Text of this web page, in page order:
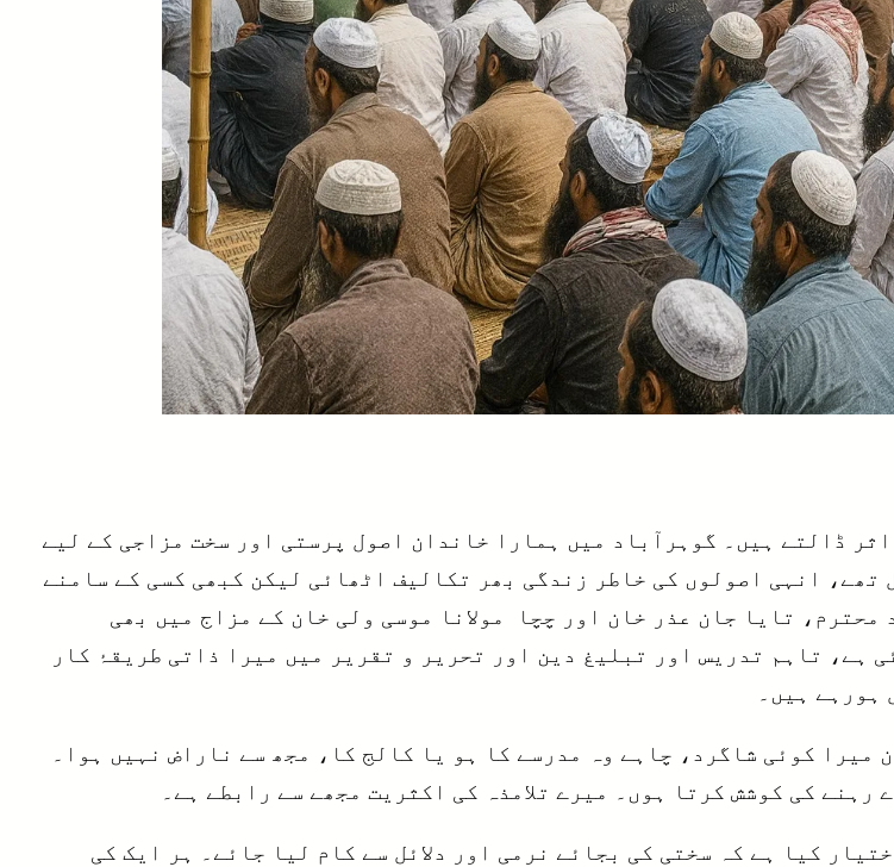
ڈالتے ہیں۔ گوہرآباد میں ہمارا خاندان اصول پرستی اور سخت مزاجی کے لیے
انہی اصولوں کی خاطر زندگی بھر تکالیف اٹھائی لیکن کبھی کسی کے سامنے
تایا جان عذر خان اور چچا مولانا موسی ولی خان کے مزاج میں بھی
ہے، تاہم تدریس اور تبلیغ دین اور تحریر و تقریر میں میرا ذاتی طریقۂ کار
ہورہے ہیں۔
کوئی شاگرد، چاہے وہ مدرسے کا ہو یا کالج کا، مجھ سے ناراض نہیں ہوا۔
کی کوشش کرتا ہوں۔ میرے تلامذہ کی اکثریت مجھے سے رابطے ہے۔
کیا ہے کہ سختی کی بجائے نرمی اور دلائل سے کام لیا جائے۔ ہر ایک کی